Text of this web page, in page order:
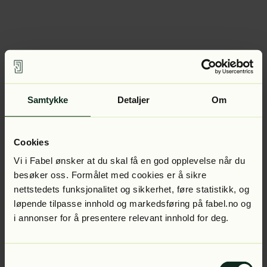
Samtykke Detaljer Om
Cookies
Vi i Fabel ønsker at du skal få en god opplevelse når du
besøker oss. Formålet med cookies er å sikre
nettstedets funksjonalitet og sikkerhet, føre statistikk, og
løpende tilpasse innhold og markedsføring på fabel.no og
i annonser for å presentere relevant innhold for deg.